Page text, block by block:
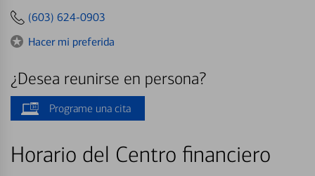
(603) 624-0903
Hacer mi preferida
¿Desea reunirse en persona?
Programe una cita
Horario del Centro financiero